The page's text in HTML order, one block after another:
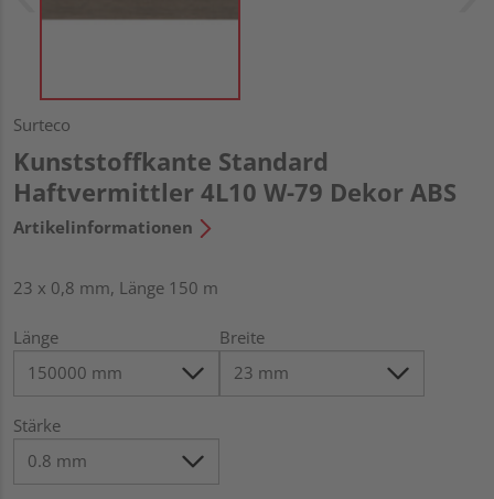
Surteco
Kunststoffkante Standard
Haftvermittler 4L10 W-79 Dekor ABS
Artikelinformationen
23 x 0,8 mm, Länge 150 m
Länge Breite
Stärke